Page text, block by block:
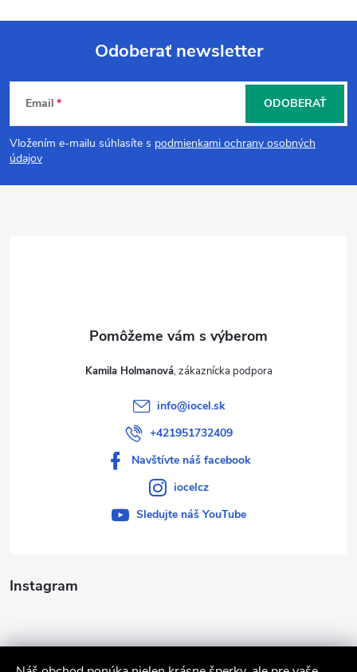
Z
á
p
Odoberať newsletter
Email
Vložením e-mailu súhlasíte s podmienkami ochrany osobných
údajov
ODOBERAŤ
Instagram
Kamila Holmanová
info@iocel.sk
+421951732409
Navštívte náš facebook
iocelcz
Sledujte náš YouTube